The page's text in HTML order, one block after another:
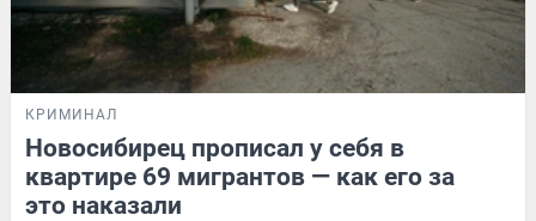
КРИМИНАЛ
Новосибирец прописал у себя в
квартире 69 мигрантов — как его за
это наказали